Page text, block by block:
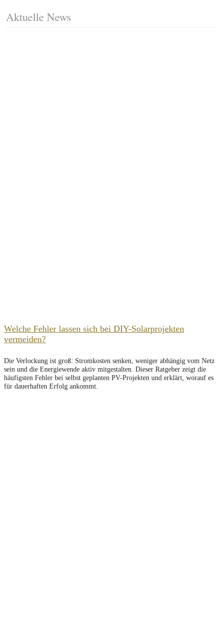
Aktuelle News
Welche Fehler lassen sich bei DIY-Solarprojekten
vermeiden?
Die Verlockung ist groß: Stromkosten senken, weniger abhängig vom Netz
sein und die Energiewende aktiv mitgestalten. Dieser Ratgeber zeigt die
häufigsten Fehler bei selbst geplanten PV-Projekten und erklärt, worauf es
für dauerhaften Erfolg ankommt.